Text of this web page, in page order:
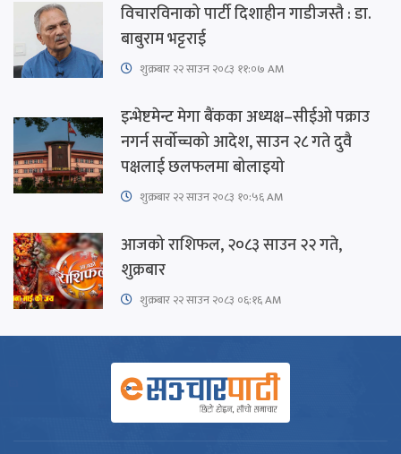
विचारविनाको पार्टी दिशाहीन गाडीजस्तै : डा.
बाबुराम भट्टराई
शुक्रबार​ २२ साउन २०८३ ११:०७ AM
इन्भेष्टमेन्ट मेगा बैंकका अध्यक्ष–सीईओ पक्राउ
नगर्न सर्वोच्चको आदेश, साउन २८ गते दुवै
पक्षलाई छलफलमा बोलाइयो
शुक्रबार​ २२ साउन २०८३ १०:५६ AM
आजको राशिफल, २०८३ साउन २२ गते,
शुक्रबार
शुक्रबार​ २२ साउन २०८३ ०६:१६ AM